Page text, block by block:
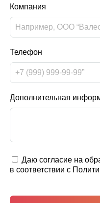
Компания
Телефон
Дополнительная
Даю согласие на
в соответствии с